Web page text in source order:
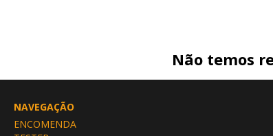
Não temos
NAVEGAÇÃO
ENCOMENDA